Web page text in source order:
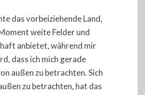
das vorbeiziehende Land,
weite Felder und
anbietet, während mir
dass ich mich gerade
außen zu betrachten. Sich
zu betrachten, hat das